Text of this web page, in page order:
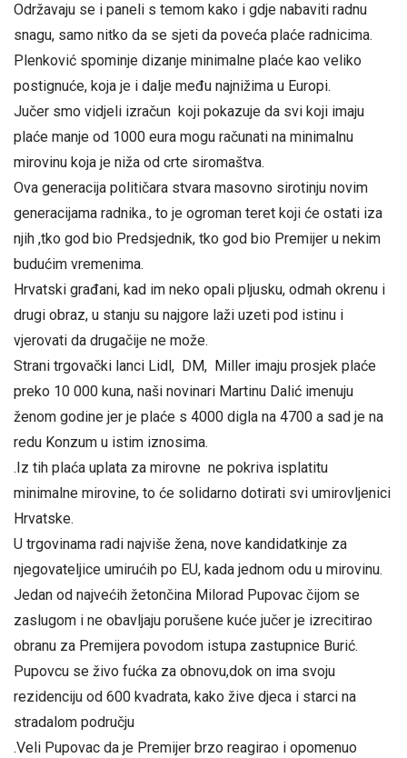
Održavaju se i paneli s temom kako i gdje nabaviti radnu
snagu, samo nitko da se sjeti da poveća plaće radnicima.
Plenković spominje dizanje minimalne plaće kao veliko
postignuće, koja je i dalje među najnižima u Europi.
Jučer smo vidjeli izračun koji pokazuje da svi koji imaju
plaće manje od 1000 eura mogu računati na minimalnu
mirovinu koja je niža od crte siromaštva.
Ova generacija političara stvara masovno sirotinju novim
generacijama radnika., to je ogroman teret koji će ostati iza
njih ,tko god bio Predsjednik, tko god bio Premijer u nekim
budućim vremenima.
Hrvatski građani, kad im neko opali pljusku, odmah okrenu i
drugi obraz, u stanju su najgore laži uzeti pod istinu i
vjerovati da drugačije ne može.
Strani trgovački lanci Lidl, DM, Miller imaju prosjek plaće
preko 10 000 kuna, naši novinari Martinu Dalić imenuju
ženom godine jer je plaće s 4000 digla na 4700 a sad je na
redu Konzum u istim iznosima.
.Iz tih plaća uplata za mirovne ne pokriva isplatitu
minimalne mirovine, to će solidarno dotirati svi umirovljenici
Hrvatske.
U trgovinama radi najviše žena, nove kandidatkinje za
njegovateljice umirućih po EU, kada jednom odu u mirovinu.
Jedan od najvećih žetončina Milorad Pupovac čijom se
zaslugom i ne obavljaju porušene kuće jučer je izrecitirao
obranu za Premijera povodom istupa zastupnice Burić.
Pupovcu se živo fućka za obnovu,dok on ima svoju
rezidenciju od 600 kvadrata, kako žive djeca i starci na
stradalom području
.Veli Pupovac da je Premijer brzo reagirao i opomenuo